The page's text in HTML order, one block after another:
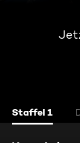
Staffel 1